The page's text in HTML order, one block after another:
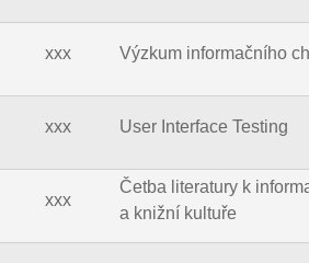
xxx Výzkum informačního
xxx User Interface Testing
xxx
Četba literatury k
a knižní kultuře